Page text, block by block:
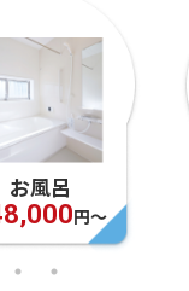
お風呂
円〜